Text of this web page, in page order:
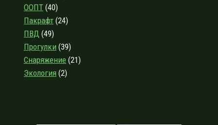
ООПТ (40)
Пакрафт (24)
ПВД (49)
Прогулки (39)
Снаряжение (21)
Экология (2)